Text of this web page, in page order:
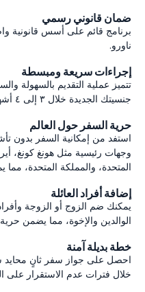
ضمان قانوني رسمي
برنامج قائم على أسس قانونية
ناورو.
إجراءات سريعة ومبسطة
تتميز عملية التقديم بالسهولة
جنسيتك الجديدة خلال ٣ إلى ٤ أشهر فقط.
حرية السفر حول العالم
استفد من إمكانية السفر بدون
وجهات رئيسية مثل هونغ كونغ،
المتحدة، والمملكة المتحدة،
إضافة أفراد العائلة
يمكنك ضم الزوج أو الزوجة
الوالدين والإخوة، مما يضمن
خطة بديلة آمنة
احصل على جواز سفر ثانٍ محايد
خلال فترات عدم الاستقرار على